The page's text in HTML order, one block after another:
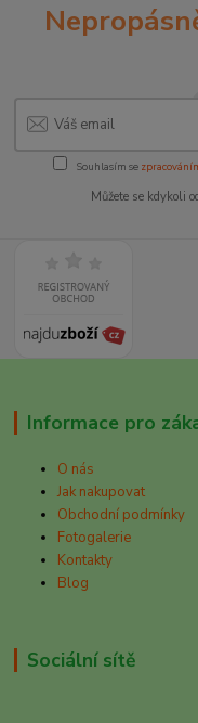
Souhlasím se
Můžete se kdykoli
Informace pro
O nás
Jak nakupovat
Obchodní podmínky
Fotogalerie
Kontakty
Blog
Sociální sítě